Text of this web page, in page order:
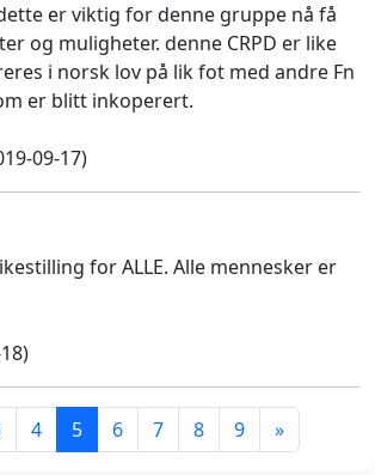
er viktig for denne gruppe nå få
og muligheter. denne CRPD er like
i norsk lov på lik fot med andre Fn
er blitt inkoperert.
09-17)
for ALLE. Alle mennesker er
4 5 6 7 8 9 »